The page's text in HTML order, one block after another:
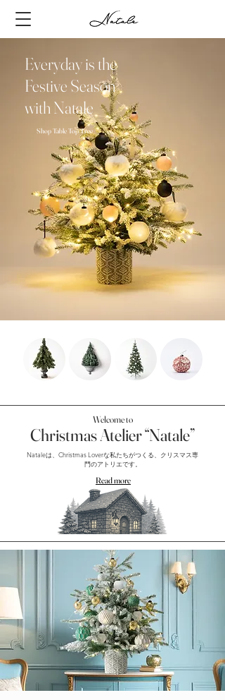
Everyday is the
Festive Season
with Natale
​Shop Table Top Tree
Welcome to
Christmas Atelier “Natale”
Nataleは、Christmas Loverな私たちがつくる、クリスマス専
門のアトリエです。
Read more